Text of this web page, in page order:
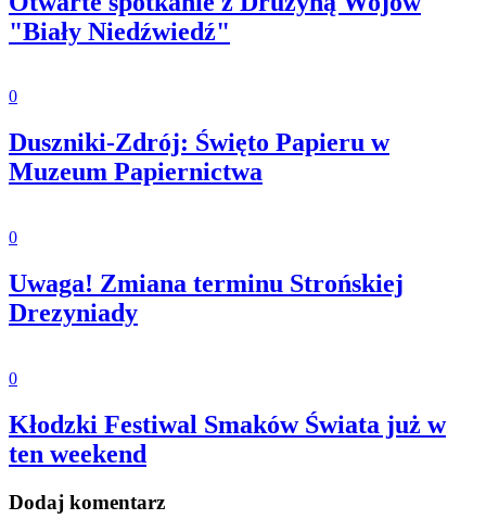
"Biały Niedźwiedź"
0
Duszniki-Zdrój: Święto Papieru w
Muzeum Papiernictwa
0
Uwaga! Zmiana terminu Strońskiej
Drezyniady
0
Kłodzki Festiwal Smaków Świata już w
ten weekend
Dodaj komentarz